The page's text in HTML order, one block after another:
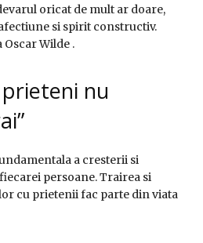
oricat de mult ar doare,
si spirit constructiv.
Oscar Wilde .
nu
a cresterii si
persoane. Trairea si
cu prietenii fac parte din viata